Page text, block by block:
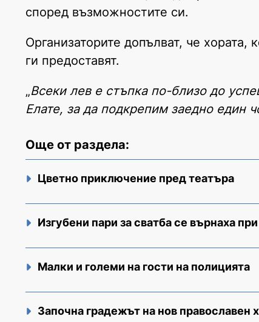
според възможностите си.
Организаторите допълват, че
ги предоставят.
„Всеки лев е стъпка по-близо до
Елате, за да подкрепим заедно един
Още от раздела:
Цветно приключение пред театъра
Изгубени пари за сватба се върнаха
Малки и големи на гости на полицията
Започна градежът на нов православен